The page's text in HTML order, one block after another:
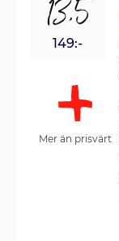
13,5
149:-
Mer än prisvärt